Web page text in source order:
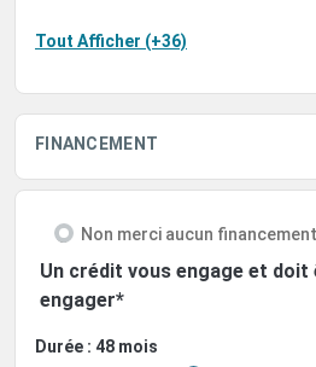
Tout Afficher (+36)
FINANCEMENT
Non merci aucun financement
Un crédit vous engage et
engager*
Durée : 48 mois